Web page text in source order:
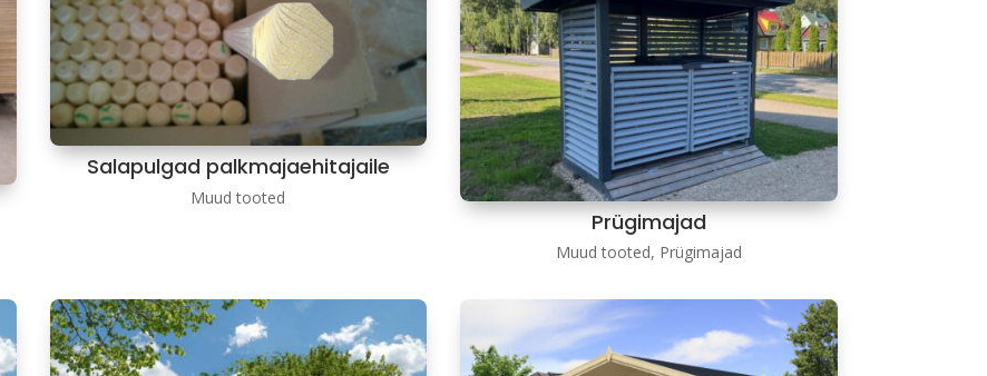
Salapulgad palkmajaehitajaile
Muud tooted
Prügimajad
Muud tooted, Prügimajad